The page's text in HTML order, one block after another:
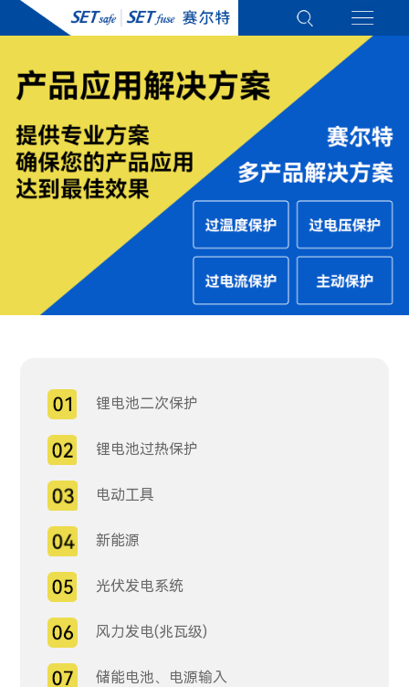
锂电池二次保护
锂电池过热保护
电动工具
新能源
光伏发电系统
风力发电(兆瓦级)
储能电池、电源输入